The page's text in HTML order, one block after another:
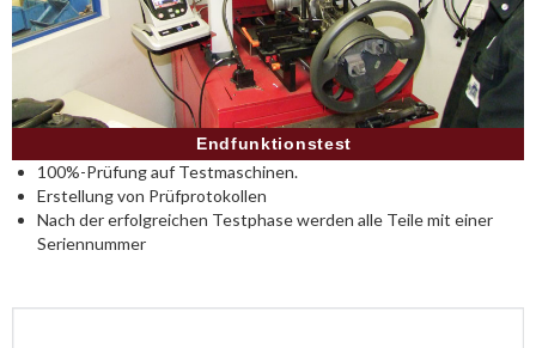
Endfunktionstest
100%-Prüfung auf Testmaschinen.
Erstellung von Prüfprotokollen
Nach der erfolgreichen Testphase werden alle Teile mit einer
Seriennummer